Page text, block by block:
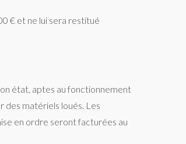
€ et ne lui sera restitué
état, aptes au fonctionnement
des matériels loués. Les
en ordre seront facturées au